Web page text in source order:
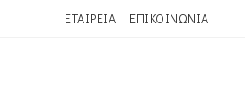
ΕΤΑΙΡΕΙΑ ΕΠΙΚΟΙΝΩΝΙΑ